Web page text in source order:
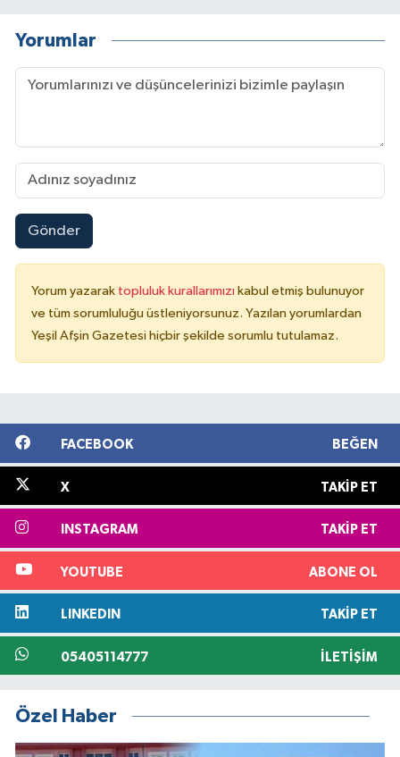
Yorumlar
Gönder
Yorum yazarak topluluk kurallarımızı kabul etmiş bulunuyor
ve tüm sorumluluğu üstleniyorsunuz. Yazılan yorumlardan
Yeşil Afşin Gazetesi hiçbir şekilde sorumlu tutulamaz.
FACEBOOK BEĞEN
X TAKIP ET
INSTAGRAM TAKIP ET
YOUTUBE ABONE OL
LINKEDIN TAKIP ET
05405114777 İLETIŞIM
Özel Haber